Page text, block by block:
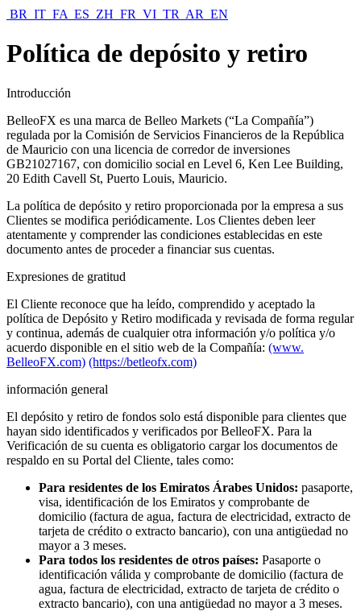
BR IT FA ES ZH FR VI TR AR EN
Política de depósito y retiro
Introducción
BelleoFX es una marca de Belleo Markets (“La Compañía”)
regulada por la Comisión de Servicios Financieros de la República
de Mauricio con una licencia de corredor de inversiones
GB21027167, con domicilio social en Level 6, Ken Lee Building,
20 Edith Cavell St, Puerto Louis, Mauricio.
La política de depósito y retiro proporcionada por la empresa a sus
Clientes se modifica periódicamente. Los Clientes deben leer
atentamente y comprender las condiciones establecidas en este
documento antes de proceder a financiar sus cuentas.
Expresiones de gratitud
El Cliente reconoce que ha leído, comprendido y aceptado la
política de Depósito y Retiro modificada y revisada de forma regular
y continua, además de cualquier otra información y/o política y/o
acuerdo disponible en el sitio web de la Compañía: (www.
BelleoFX.com) (https://betleofx.com)
información general
El depósito y retiro de fondos solo está disponible para clientes que
hayan sido identificados y verificados por BelleoFX. Para la
Verificación de su cuenta es obligatorio cargar los documentos de
respaldo en su Portal del Cliente, tales como:
Para residentes de los Emiratos Árabes Unidos: pasaporte,
visa, identificación de los Emiratos y comprobante de
domicilio (factura de agua, factura de electricidad, extracto de
tarjeta de crédito o extracto bancario), con una antigüedad no
mayor a 3 meses.
Para todos los residentes de otros países: Pasaporte o
identificación válida y comprobante de domicilio (factura de
agua, factura de electricidad, extracto de tarjeta de crédito o
extracto bancario), con una antigüedad no mayor a 3 meses.